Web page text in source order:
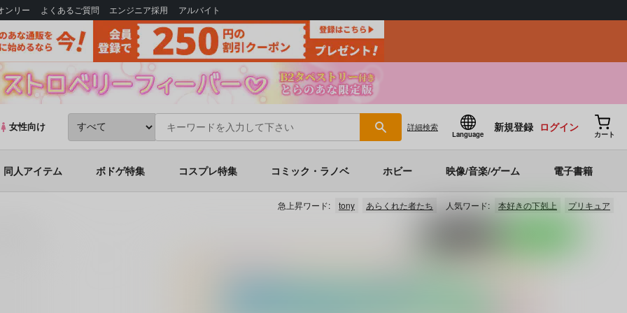
ンリー よくあるご質問 エンジニア採用 アルバイト
女性向け 詳細検索
Language
新規登録 ログイン
カート
同人アイテム ボドゲ特集 コスプレ特集 コミック・ラノベ ホビー 映像/音楽/ゲーム 電子書籍
急上昇ワード: tony あらくれた者たち 人気ワード: 本好きの下剋上 プリキュア